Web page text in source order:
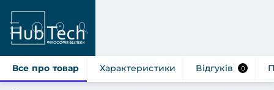
Все про товар Характеристики Відгуків 0